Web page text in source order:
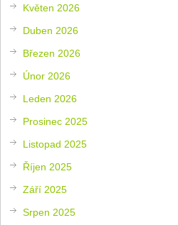
Květen 2026
Duben 2026
Březen 2026
Únor 2026
Leden 2026
Prosinec 2025
Listopad 2025
Říjen 2025
Září 2025
Srpen 2025